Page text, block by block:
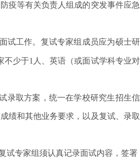
疫等有关负责人组成的突发事件应急
试工作。复试专家组成员应为硕士研
不少于1人、英语 （或面试学科专业对
录取方案，统一在学校研究生招生信
绩和其他业务要求，以及复试、录取
试专家组须认真记录面试内容，签署